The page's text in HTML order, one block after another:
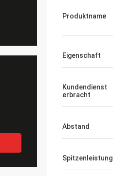
Produktname
Eigenschaft
Kundendienst
erbracht
Abstand
Spitzenleistung